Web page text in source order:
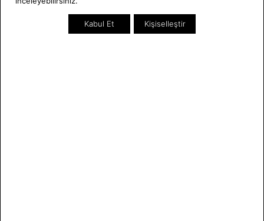
Mağazada Teknik Servis
Takı & Aksesuar
Kampanyalar
Kabul Et Kişiselleştir